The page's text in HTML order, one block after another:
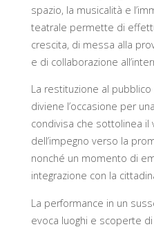
spazio, la musicalità e l’
teatrale permette di
crescita, di messa alla
e di collaborazione
La restituzione al
diviene l’occasione per una
condivisa che sottolinea il
dell’impegno verso la
nonché un momento di
integrazione con la
La performance in un
evoca luoghi e scoperte di